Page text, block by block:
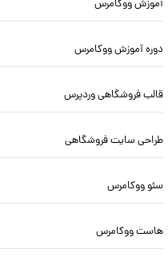
آموزش ووکامرس
دوره آموزش ووکامرس
قالب فروشگاهی وردپرس
طراحی سایت فروشگاهی
سئو ووکامرس
هاست ووکامرس